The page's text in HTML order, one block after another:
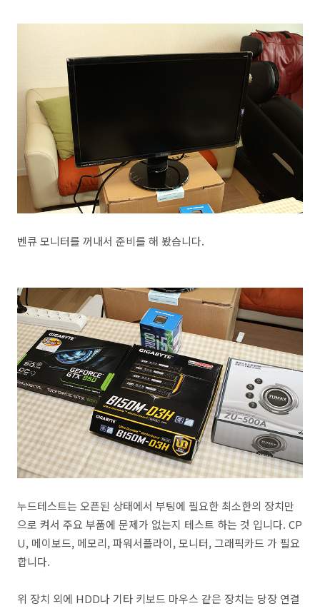
벤큐 모니터를 꺼내서 준비를 해 봤습니다.
누드테스트는 오픈된 상태에서 부팅에 필요한 최소한의 장치만
으로 켜서 주요 부품에 문제가 없는지 테스트 하는 것 입니다. CP
U, 메이보드, 메모리, 파워서플라이, 모니터, 그래픽카드 가 필요
합니다.
위 장치 외에 HDD나 기타 키보드 마우스 같은 장치는 당장 연결